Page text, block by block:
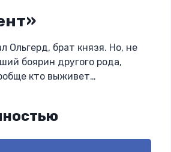
Ольгерд, брат князя. Но, не
боярин другого рода,
кто выживет…